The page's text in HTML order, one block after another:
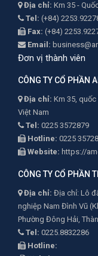
Địa chỉ: Km 35 -
Tel: (+84)
Fax: (+84)
Email:
Đơn vị thành viên
CÔNG TY CỔ PHẦN
Địa chỉ: Km 35, quốc
Việt Nam
Tel: 0225 3572879
Hotline: 0225
Website: https://
CÔNG TY CỔ PHẦN
Địa chỉ: Địa chỉ: Lô
nghiệp Nam Đình Vũ
Phường Đông Hải,
Tel: 0225.8832286
Hotline: